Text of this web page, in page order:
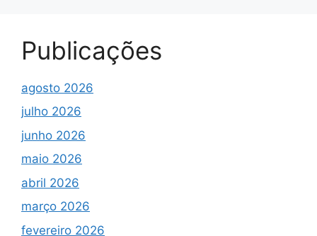
Publicações
agosto 2026
julho 2026
junho 2026
maio 2026
abril 2026
março 2026
fevereiro 2026